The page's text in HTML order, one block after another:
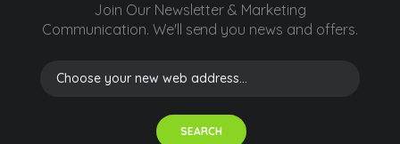
Join Our Newsletter & Marketing
Communication. We'll send you news and offers.
SEARCH